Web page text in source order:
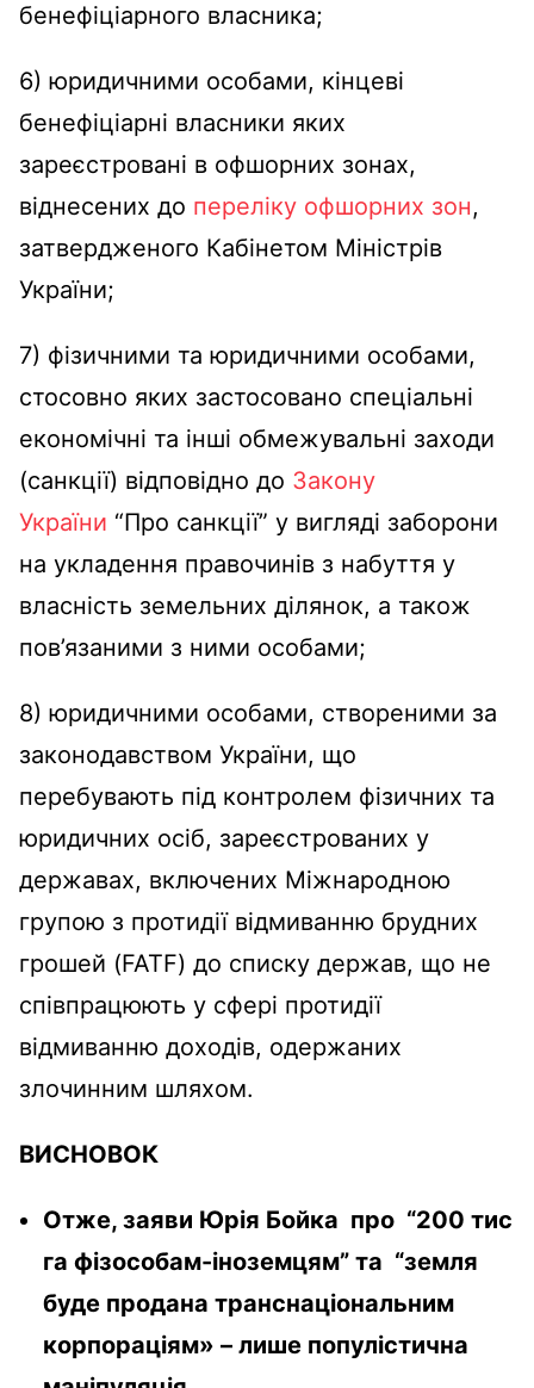
бенефіціарного власника;
6) юридичними особами, кінцеві
бенефіціарні власники яких
зареєстровані в офшорних зонах,
віднесених до переліку офшорних зон,
затвердженого Кабінетом Міністрів
України;
7) фізичними та юридичними особами,
стосовно яких застосовано спеціальні
економічні та інші обмежувальні заходи
(санкції) відповідно до Закону
України “Про санкції” у вигляді заборони
на укладення правочинів з набуття у
власність земельних ділянок, а також
пов’язаними з ними особами;
8) юридичними особами, створеними за
законодавством України, що
перебувають під контролем фізичних та
юридичних осіб, зареєстрованих у
державах, включених Міжнародною
групою з протидії відмиванню брудних
грошей (FATF) до списку держав, що не
співпрацюють у сфері протидії
відмиванню доходів, одержаних
злочинним шляхом.
ВИСНОВОК
Отже, заяви Юрія Бойка про “200 тис
га фізособам-іноземцям” та “земля
буде продана транснаціональним
корпораціям» – лише популістична